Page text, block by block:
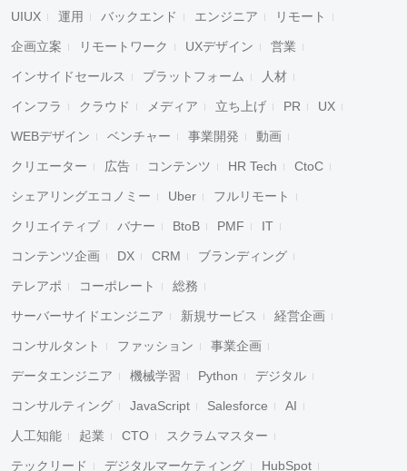
UIUX 運用 バックエンド エンジニア リモート
企画立案 リモートワーク UXデザイン 営業
インサイドセールス プラットフォーム 人材
インフラ クラウド メディア 立ち上げ PR UX
WEBデザイン ベンチャー 事業開発 動画
クリエーター 広告 コンテンツ HR Tech CtoC
シェアリングエコノミー Uber フルリモート
クリエイティブ バナー BtoB PMF IT
コンテンツ企画 DX CRM ブランディング
テレアポ コーポレート 総務
サーバーサイドエンジニア 新規サービス 経営企画
コンサルタント ファッション 事業企画
データエンジニア 機械学習 Python デジタル
コンサルティング JavaScript Salesforce AI
人工知能 起業 CTO スクラムマスター
テックリード デジタルマーケティング HubSpot